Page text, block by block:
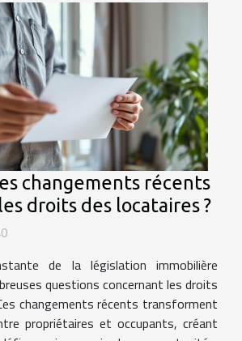
changements récents
droits des locataires ?
de la législation immobilière
questions concernant les droits
changements récents transforment
propriétaires et occupants, créant